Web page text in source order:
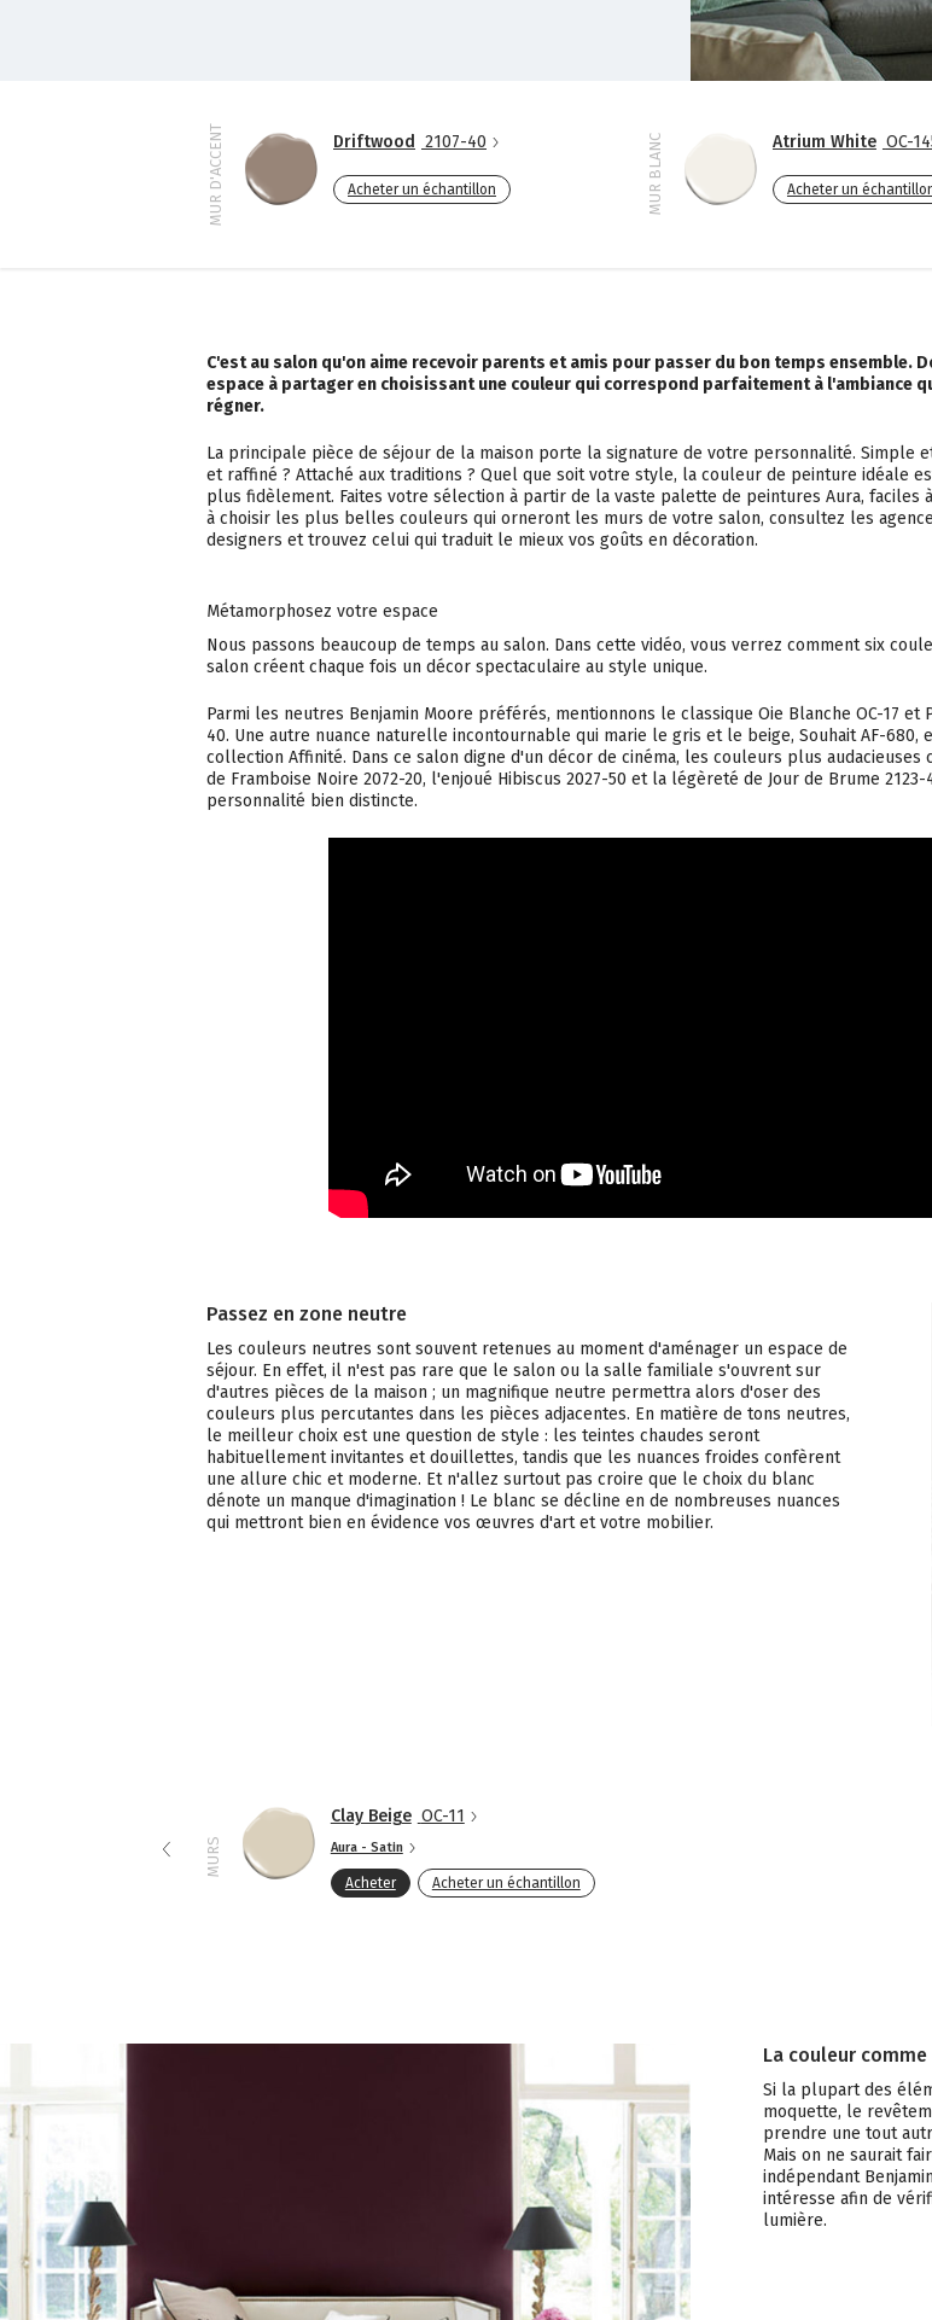
MUR D'ACCENT Driftwood 2107-40
Acheter un échantillon MUR BLANC Atrium White OC-
Acheter un
C'est au salon qu'on aime recevoir parents et amis pour passer du bon temps ensemble.
espace à partager en choisissant une couleur qui correspond parfaitement à l'ambiance
régner.
La principale pièce de séjour de la maison porte la signature de votre personnalité. Simple
et raffiné ? Attaché aux traditions ? Quel que soit votre style, la couleur de peinture idéale
plus fidèlement. Faites votre sélection à partir de la vaste palette de peintures Aura, faciles
à choisir les plus belles couleurs qui orneront les murs de votre salon, consultez les
designers et trouvez celui qui traduit le mieux vos goûts en décoration.
Métamorphosez votre espace
Nous passons beaucoup de temps au salon. Dans cette vidéo, vous verrez comment six
salon créent chaque fois un décor spectaculaire au style unique.
Parmi les neutres Benjamin Moore préférés, mentionnons le classique Oie Blanche OC-17 et
40. Une autre nuance naturelle incontournable qui marie le gris et le beige, Souhait AF-680,
collection Affinité. Dans ce salon digne d'un décor de cinéma, les couleurs plus
de Framboise Noire 2072-20, l'enjoué Hibiscus 2027-50 et la légèreté de Jour de Brume
personnalité bien distincte.
Passez en zone neutre
Les couleurs neutres sont souvent retenues au moment d'aménager un espace de
séjour. En effet, il n'est pas rare que le salon ou la salle familiale s'ouvrent sur
d'autres pièces de la maison ; un magnifique neutre permettra alors d'oser des
couleurs plus percutantes dans les pièces adjacentes. En matière de tons neutres,
le meilleur choix est une question de style : les teintes chaudes seront
habituellement invitantes et douillettes, tandis que les nuances froides confèrent
une allure chic et moderne. Et n'allez surtout pas croire que le choix du blanc
dénote un manque d'imagination ! Le blanc se décline en de nombreuses nuances
qui mettront bien en évidence vos œuvres d'art et votre mobilier.
MURS
Clay Beige OC-11
Aura - Satin
Acheter Acheter un échantillon
La couleur
Si la plupart des
moquette, le
prendre une tout
Mais on ne saurait
indépendant
intéresse afin de
lumière.